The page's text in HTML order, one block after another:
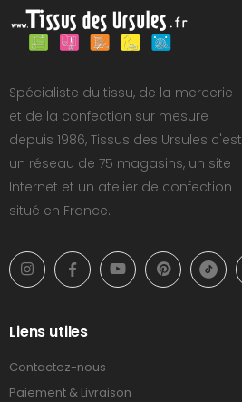
Spécialiste du tissu, de la mercerie
et de la confection sur mesure
depuis 1986, Tissus des Ursules c'est
un réseau de 75 magasins, un site
Internet et un atelier de confection
situé en France.
Liens utiles
Contactez-nous
Paiement & Livraison